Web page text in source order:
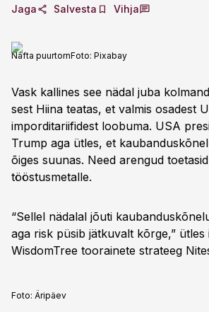
Jaga Salvesta Vihja
Nafta puurtornFoto: Pixabay
Vask kallines see nädal juba
sest Hiina teatas, et valmis osadest
imporditariifidest loobuma. USA
Trump aga ütles, et
õiges suunas. Need arengud
tööstusmetalle.
“Sellel nädalal jõuti
aga risk püsib jätkuvalt kõrge,”
WisdomTree toorainete strateeg
Foto: Äripäev